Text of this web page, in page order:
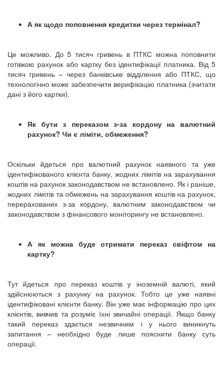
А як щодо поповнення кредитки через термінал?
Це можливо. До 5 тисяч гривень в ПТКС можна поповнити
готівкою рахунок або картку без ідентифікації платника. Від 5
тисяч гривень – через банківське відділення або ПТКС, що
технологічно може забезпечити верифікацію платника (зчитати
дані з його картки).
Як бути з переказом з-за кордону на валютний
рахунок? Чи є ліміти, обмеження?
Оскільки йдеться про валютний рахунок наявного та уже
ідентифікованого клієнта банку, жодних лімітів на зарахування
коштів на рахунок законодавством не встановлено. Як і раніше,
жодних лімітів та обмежень на зарахування коштів на рахунок,
перерахованих з-за кордону, валютним законодавством чи
законодавством з фінансового моніторингу не встановлено.
А як можна буде отримати переказ свіфтом на
картку?
Тут йдеться про переказ коштів у іноземній валюті, який
здійснюються з рахунку на рахунок. Тобто це уже наявні
ідентифіковані клієнти банку. Він уже має інформацію про цих
клієнтів, вивчив та розуміє їхні звичайні операції. Якщо банку
такий переказ здається незвичним і у нього виникнуть
запитання – необхідно буде лише пояснити банку суть
операції.